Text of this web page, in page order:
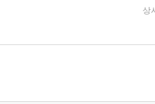
상